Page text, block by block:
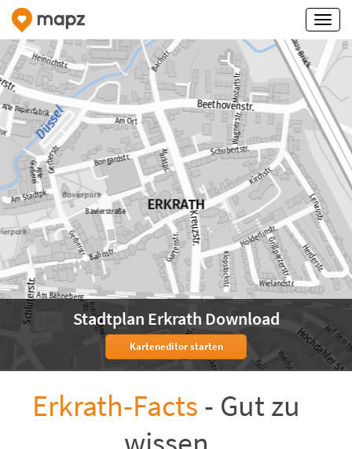
Stadtplan Erkrath Download
Karteneditor starten
Erkrath-Facts - Gut zu